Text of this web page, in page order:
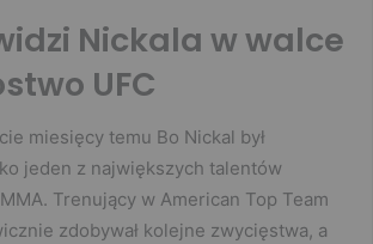
Nickala w walce
UFC
miesięcy temu Bo Nickal był
jeden z największych talentów
Trenujący w American Top Team
zdobywał kolejne zwycięstwa, a